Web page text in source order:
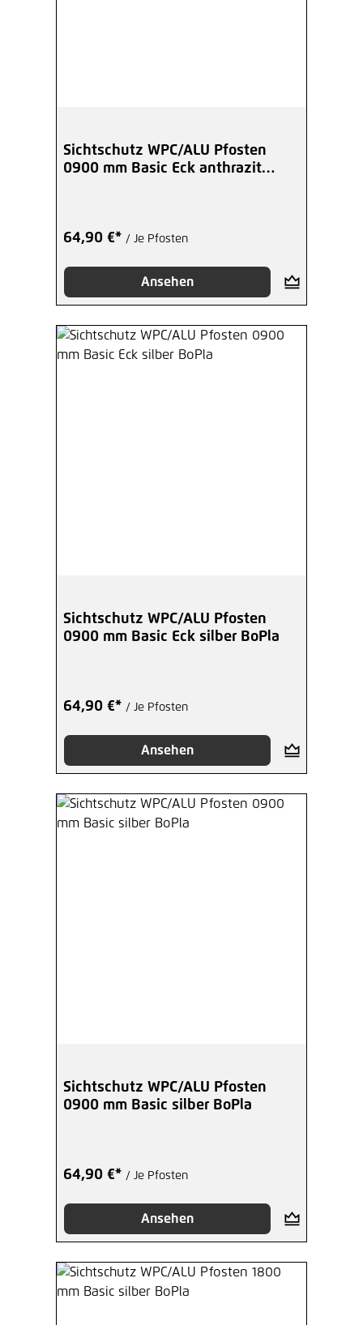
Sichtschutz WPC/ALU Pfosten
0900 mm Basic Eck anthrazit
64,90 €* / Je Pfosten
Ansehen
Sichtschutz WPC/ALU Pfosten
0900 mm Basic Eck silber BoPla
64,90 €* / Je Pfosten
Ansehen
Sichtschutz WPC/ALU Pfosten
0900 mm Basic silber BoPla
64,90 €* / Je Pfosten
Ansehen